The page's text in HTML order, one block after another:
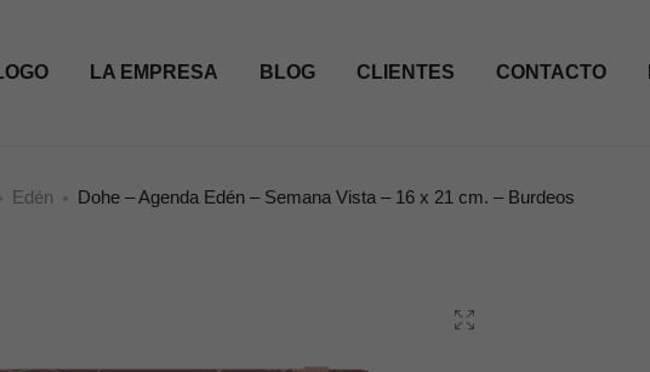
LA EMPRESA BLOG CLIENTES CONTACTO
Edén Dohe – Agenda Edén – Semana Vista – 16 x 21 cm. – Burdeos